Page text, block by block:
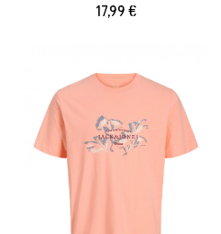
17,99 €